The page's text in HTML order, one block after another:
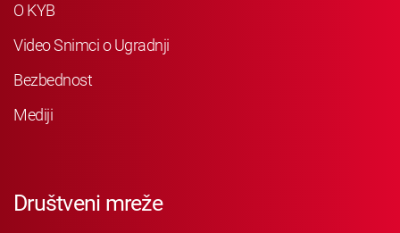
O KYB
Video Snimci o Ugradnji
Bezbednost
Mediji
Društveni mreže